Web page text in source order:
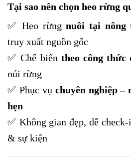
Tại sao nên chọn heo rừng
✅ Heo rừngnuôi tại nông
truy xuất nguồn gốc
✅ Chế biến theo công thức
núi rừng
✅ Phục vụ chuyên nghiệp –
hẹn
✅ Không gian đẹp, dễ
& sự kiện